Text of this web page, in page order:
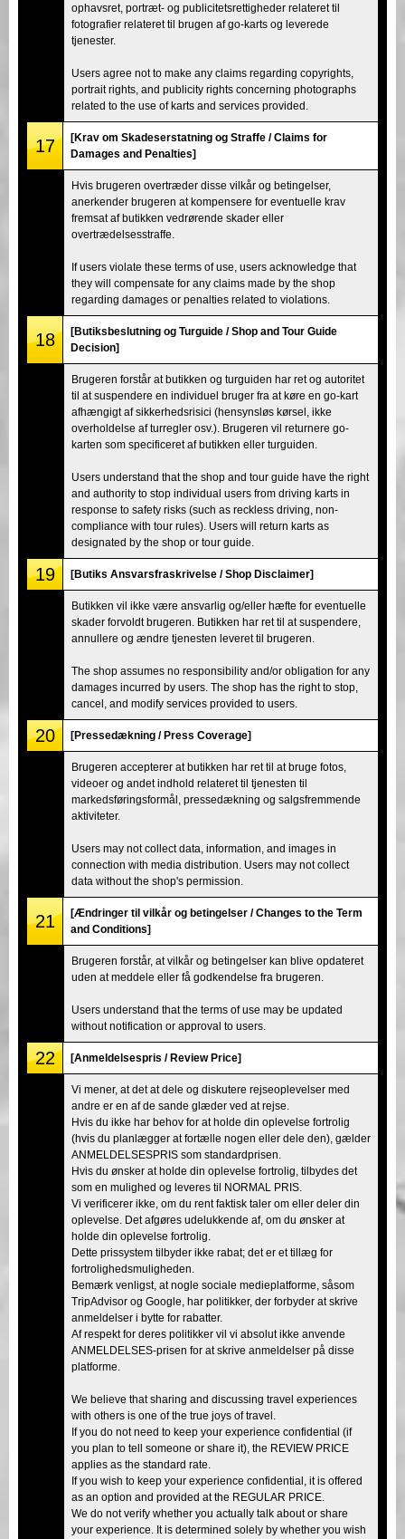
ophavsret, portræt- og publicitetsrettigheder relateret til
fotografier relateret til brugen af go-karts og leverede
tjenester.
Users agree not to make any claims regarding copyrights,
portrait rights, and publicity rights concerning photographs
related to the use of karts and services provided.
17
[Krav om Skadeserstatning og Straffe / Claims for
Damages and Penalties]
Hvis brugeren overtræder disse vilkår og betingelser,
anerkender brugeren at kompensere for eventuelle krav
fremsat af butikken vedrørende skader eller
overtrædelsesstraffe.
If users violate these terms of use, users acknowledge that
they will compensate for any claims made by the shop
regarding damages or penalties related to violations.
18
[Butiksbeslutning og Turguide / Shop and Tour Guide
Decision]
Brugeren forstår at butikken og turguiden har ret og autoritet
til at suspendere en individuel bruger fra at køre en go-kart
afhængigt af sikkerhedsrisici (hensynsløs kørsel, ikke
overholdelse af turregler osv.). Brugeren vil returnere go-
karten som specificeret af butikken eller turguiden.
Users understand that the shop and tour guide have the right
and authority to stop individual users from driving karts in
response to safety risks (such as reckless driving, non-
compliance with tour rules). Users will return karts as
designated by the shop or tour guide.
19 [Butiks Ansvarsfraskrivelse / Shop Disclaimer]
Butikken vil ikke være ansvarlig og/eller hæfte for eventuelle
skader forvoldt brugeren. Butikken har ret til at suspendere,
annullere og ændre tjenesten leveret til brugeren.
The shop assumes no responsibility and/or obligation for any
damages incurred by users. The shop has the right to stop,
cancel, and modify services provided to users.
20 [Pressedækning / Press Coverage]
Brugeren accepterer at butikken har ret til at bruge fotos,
videoer og andet indhold relateret til tjenesten til
markedsføringsformål, pressedækning og salgsfremmende
aktiviteter.
Users may not collect data, information, and images in
connection with media distribution. Users may not collect
data without the shop's permission.
21
[Ændringer til vilkår og betingelser / Changes to the Term
and Conditions]
Brugeren forstår, at vilkår og betingelser kan blive opdateret
uden at meddele eller få godkendelse fra brugeren.
Users understand that the terms of use may be updated
without notification or approval to users.
22 [Anmeldelsespris / Review Price]
Vi mener, at det at dele og diskutere rejseoplevelser med
andre er en af de sande glæder ved at rejse.
Hvis du ikke har behov for at holde din oplevelse fortrolig
(hvis du planlægger at fortælle nogen eller dele den), gælder
ANMELDELSESPRIS som standardprisen.
Hvis du ønsker at holde din oplevelse fortrolig, tilbydes det
som en mulighed og leveres til NORMAL PRIS.
Vi verificerer ikke, om du rent faktisk taler om eller deler din
oplevelse. Det afgøres udelukkende af, om du ønsker at
holde din oplevelse fortrolig.
Dette prissystem tilbyder ikke rabat; det er et tillæg for
fortrolighedsmuligheden.
Bemærk venligst, at nogle sociale medieplatforme, såsom
TripAdvisor og Google, har politikker, der forbyder at skrive
anmeldelser i bytte for rabatter.
Af respekt for deres politikker vil vi absolut ikke anvende
ANMELDELSES-prisen for at skrive anmeldelser på disse
platforme.
We believe that sharing and discussing travel experiences
with others is one of the true joys of travel.
If you do not need to keep your experience confidential (if
you plan to tell someone or share it), the REVIEW PRICE
applies as the standard rate.
If you wish to keep your experience confidential, it is offered
as an option and provided at the REGULAR PRICE.
We do not verify whether you actually talk about or share
your experience. It is determined solely by whether you wish